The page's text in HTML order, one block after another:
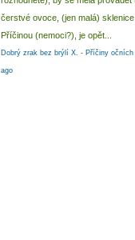
čerstvé ovoce, (jen malá) sklenice
Příčinou (nemoci?), je opět...
Dobrý zrak bez brýlí X. - Příčiny očních
ago